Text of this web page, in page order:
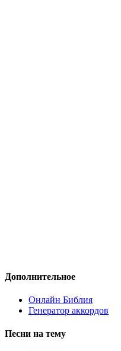
Дополнительное
Онлайн Библия
Генератор аккордов
Песни на тему